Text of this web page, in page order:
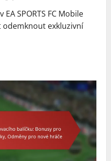
SPORTS FC Mobile
exkluzivní